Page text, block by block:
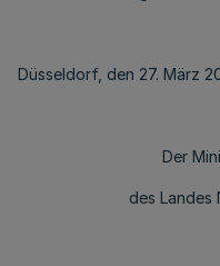
Düsseldorf, den 27. März
Der
des Landes